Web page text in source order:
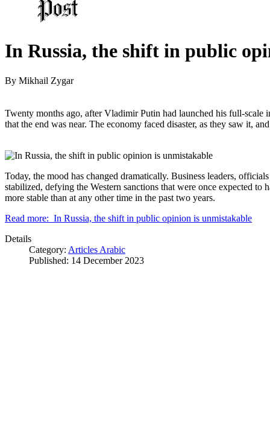
In Russia, the shift in public
By Mikhail Zygar
Twenty months ago, after Vladimir Putin had launched his full-
that the end was near. The economy faced disaster, as they saw it,
Today, the mood has changed dramatically. Business leaders,
stabilized, defying the Western sanctions that were once expected to
more stable than at any other time in the past two years.
Read more: In Russia, the shift in public opinion is unmistakable
Details
Category: Articles Arabic
Published: 14 December 2023